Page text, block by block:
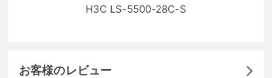
H3C LS-5500-28C-S
お客様のレビュー